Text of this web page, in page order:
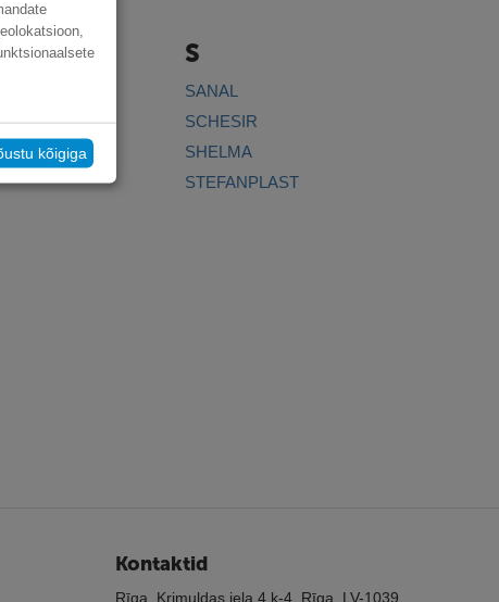
S
SANAL
SCHESIR
SHELMA
STEFANPLAST
Kontaktid
Rīga, Krimuldas iela 4 k-4, Rīga, LV-1039,
kõigiga